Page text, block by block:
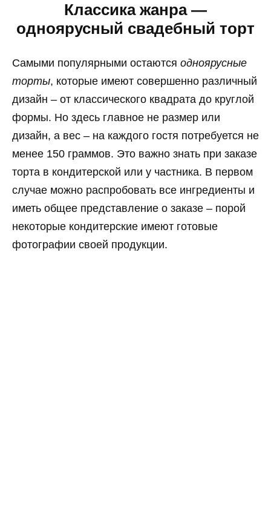
Классика жанра —
одноярусный свадебный торт
Самыми популярными остаются одноярусные
торты, которые имеют совершенно различный
дизайн – от классического квадрата до круглой
формы. Но здесь главное не размер или
дизайн, а вес – на каждого гостя потребуется не
менее 150 граммов. Это важно знать при заказе
торта в кондитерской или у частника. В первом
случае можно распробовать все ингредиенты и
иметь общее представление о заказе – порой
некоторые кондитерские имеют готовые
фотографии своей продукции.